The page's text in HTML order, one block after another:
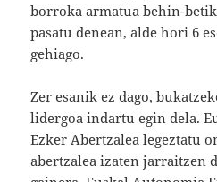
borroka armatua behin-
pasatu denean, alde hori 6
gehiago.
Zer esanik ez dago,
lidergoa indartu egin dela.
Ezker Abertzalea legeztatu
abertzalea izaten jarraitzen